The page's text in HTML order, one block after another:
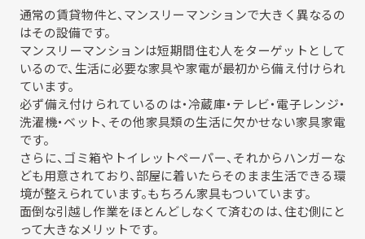
通常の賃貸物件と、マンスリーマンションで大きく異なるの
はその設備です。
マンスリーマンションは短期間住む人をターゲットとして
いるので、生活に必要な家具や家電が最初から備え付けられ
ています。
必ず備え付けられているのは・冷蔵庫・テレビ・電子レンジ・
洗濯機・ベット、その他家具類の生活に欠かせない家具家電
です。
さらに、ゴミ箱やトイレットペーパー、それからハンガーな
ども用意されており、部屋に着いたらそのまま生活できる環
境が整えられています。もちろん家具もついています。
面倒な引越し作業をほとんどしなくて済むのは、住む側にと
って大きなメリットです。